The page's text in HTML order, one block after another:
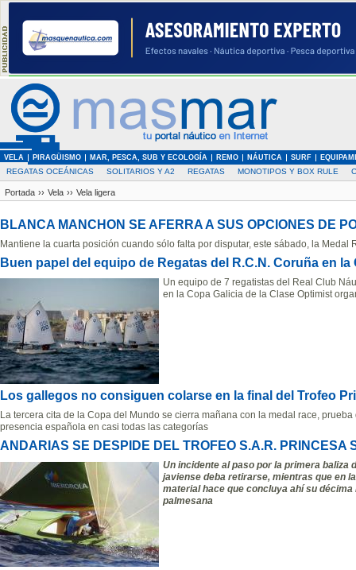
VELA PIRAGÜISMO MAR, PESCA, SUB Y ECOLOGÍA REMO NÁUTICA SURF
REGATAS OCEÁNICAS SOLITARIOS Y A2 REGATAS MONOTIPOS Y BOX RULE
Portada ›› Vela ›› Vela ligera
BLANCA MANCHON SE AFERRA A SUS OPCIONES DE
Mantiene la cuarta posición cuando sólo falta por disputar, este sábado, la Medal
Buen papel del equipo de Regatas del R.C.N. Coruña en la
Un equipo de 7 regatistas del Real Club
en la Copa Galicia de la Clase Optimist
Los gallegos no consiguen colarse en la final del Trofeo
La tercera cita de la Copa del Mundo se cierra mañana con la medal race,
presencia española en casi todas las categorías
ANDARIAS SE DESPIDE DEL TROFEO S.A.R. PRINCESA
Un incidente al paso por la primera baliza
javiense deba retirarse, mientras que en
material hace que concluya ahí su
palmesana